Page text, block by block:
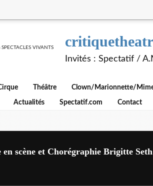
Invités : Spectatif /
Théâtre Clown/Marionnette/
Actualités Spectatif.com Contact
en scène et Chorégraphie Brigitte